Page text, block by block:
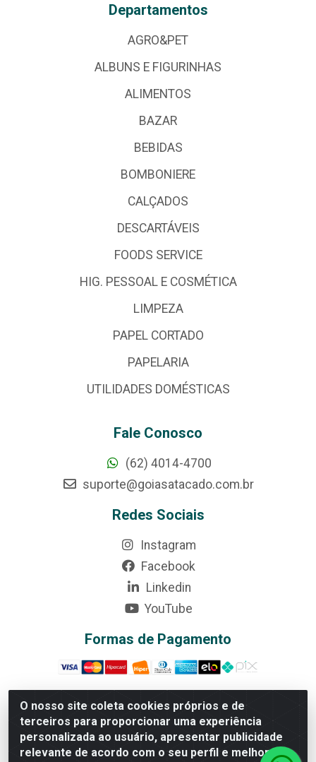
O nosso site coleta cookies próprios e de
terceiros para proporcionar uma experiência
personalizada ao usuário, apresentar publicidade
relevante de acordo com o seu perfil e melhorar a
Departamentos
AGRO&PET
ALBUNS E FIGURINHAS
ALIMENTOS
BAZAR
BEBIDAS
BOMBONIERE
CALÇADOS
DESCARTÁVEIS
FOODS SERVICE
HIG. PESSOAL E COSMÉTICA
LIMPEZA
PAPEL CORTADO
PAPELARIA
UTILIDADES DOMÉSTICAS
Fale Conosco
(62) 4014-4700
suporte@goiasatacado.com.br
Redes Sociais
Instagram
Facebook
Linkedin
YouTube
Formas de Pagamento
Rede Brasil - Avenida Universitária, nº 3860, Jardim das
Américas II Etapa - Anápolis/GO - CEP 75070-415 -
CNPJ 07.728.073/0002-24